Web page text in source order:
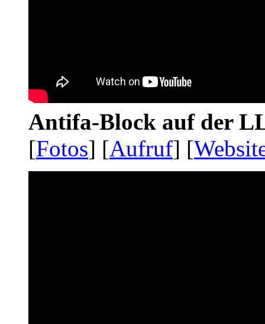
Antifa-Block auf der
[Fotos] [Aufruf] [